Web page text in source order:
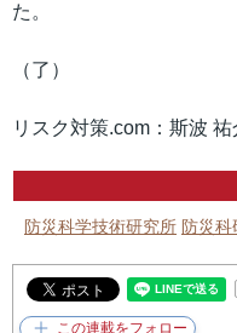
た。
（了）
リスク対策.com：斯波 祐
防災科学技術研究所 防災科